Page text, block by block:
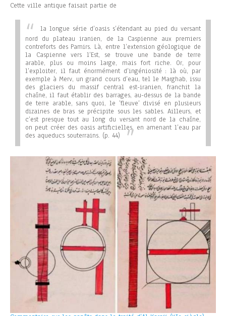
Cette ville antique faisait partie de
la longue série d’oasis s’étendant au pied du versant
nord du plateau iranien, de la Caspienne aux premiers
contreforts des Pamirs. Là, entre l’extension géologique de
la Caspienne vers l’Est, se trouve une bande de terre
arable, plus ou moins large, mais fort riche. Or, pour
l’exploiter, il faut énormément d’ingéniosité : là où, par
exemple à Merv, un grand cours d’eau, tel le Marghab, issu
des glaciers du massif central est-iranien, franchit la
chaîne, il faut établir des barrages, au-dessus de la bande
de terre arable, sans quoi, le ’fleuve’ divisé en plusieurs
dizaines de bras se précipite sous les sables. Ailleurs, et
c’est presque tout au long du versant nord de la chaîne,
on peut créer des oasis artificielles, en amenant l’eau par
des aqueducs souterrains. (p. 44)